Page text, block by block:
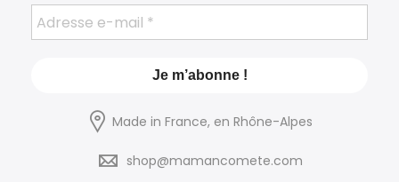
Made in France, en Rhône-Alpes
shop@mamancomete.com